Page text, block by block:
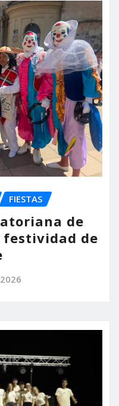
FIESTAS
de
de